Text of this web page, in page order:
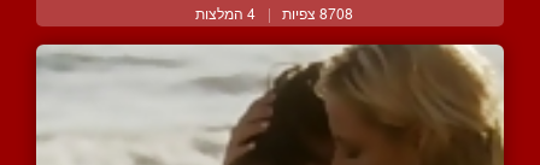
8708 צפיות | 4 המלצות